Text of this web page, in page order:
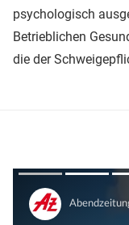
psychologisch
Betrieblichen
die der